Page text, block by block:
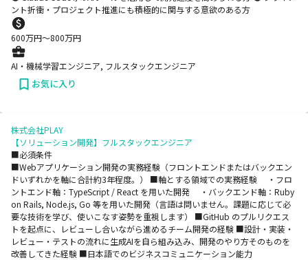
ント折衝・プロジェクト推進にも積極的に関与する意欲のある方
600万円〜800万円
AI・機械学習エンジニア, フルスタックエンジニア
お気に入り
株式会社PLAY
【ソリューション開発】フルスタックエンジニア
■必須条件
■Webアプリケーション開発の実務経験（フロントエンドまたはバックエン
ドいずれかを軸に合計約3年程度。） ■軸とする領域での実務経験 ・フロ
ントエンド軸：TypeScript / React を用いた開発 ・バックエンド軸：Ruby
on Rails, Node.js, Go 等を用いた開発（言語は問いません。課題に応じて必
要な技術を学び、使いこなす姿勢を重視します） ■GitHub のプルリクエス
トを起点に、レビューし合いながら進めるチーム開発の経験 ■設計・実装・
レビュー・テストの流れに生成AIを自ら組み込み、開発のやり方そのものを
改善してきた経験 ■日本語でのビジネスコミュニケーション能力